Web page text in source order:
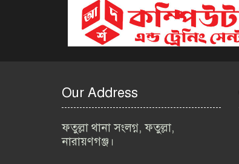
Our Address
ফতুল্লা থানা সংলগ্ন, ফতুল্লা,
নারায়ণগঞ্জ।